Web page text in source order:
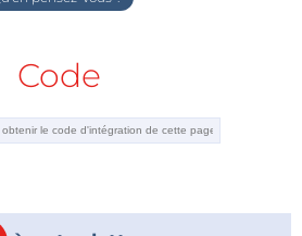
Forward Award »
lectronica 2018
Code